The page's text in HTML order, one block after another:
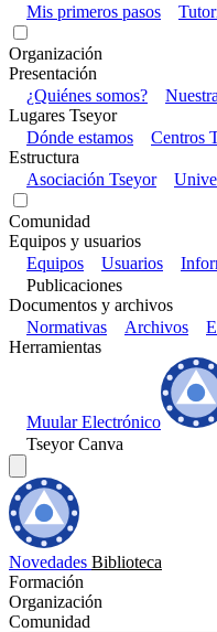
Mis primeros pasos
Organización
Presentación
¿Quiénes somos?
Lugares Tseyor
Dónde estamos
Centros
Estructura
Asociación Tseyor
Comunidad
Equipos y usuarios
Equipos
Usuarios
Publicaciones
Documentos y archivos
Normativas
Archivos
Herramientas
Muular Electrónico
Tseyor Canva
Novedades Biblioteca
Formación
Organización
Comunidad